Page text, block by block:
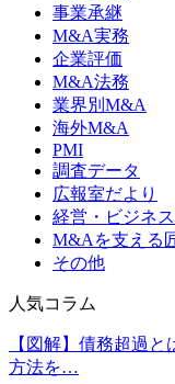
事業承継
M&A実務
企業評価
M&A法務
業界別M&A
海外M&A
PMI
調査データ
広報室だより
経営・ビジネス
M&Aを支える
その他
人気コラム
【図解】債務超過
方法を…